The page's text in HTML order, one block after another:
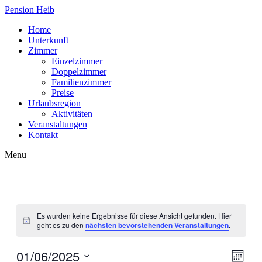
Pension Heib
Home
Unterkunft
Zimmer
Einzelzimmer
Doppelzimmer
Familienzimmer
Preise
Urlaubsregion
Aktivitäten
Veranstaltungen
Kontakt
Menu
Hinweis
Es wurden keine Ergebnisse für diese Ansicht gefunden. Hier
geht es zu den nächsten bevorstehenden Veranstaltungen.
Monat
01/06/2025